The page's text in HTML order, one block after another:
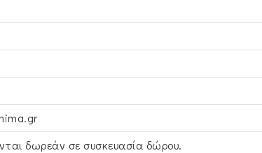
δωρεάν σε συσκευασία δώρου.